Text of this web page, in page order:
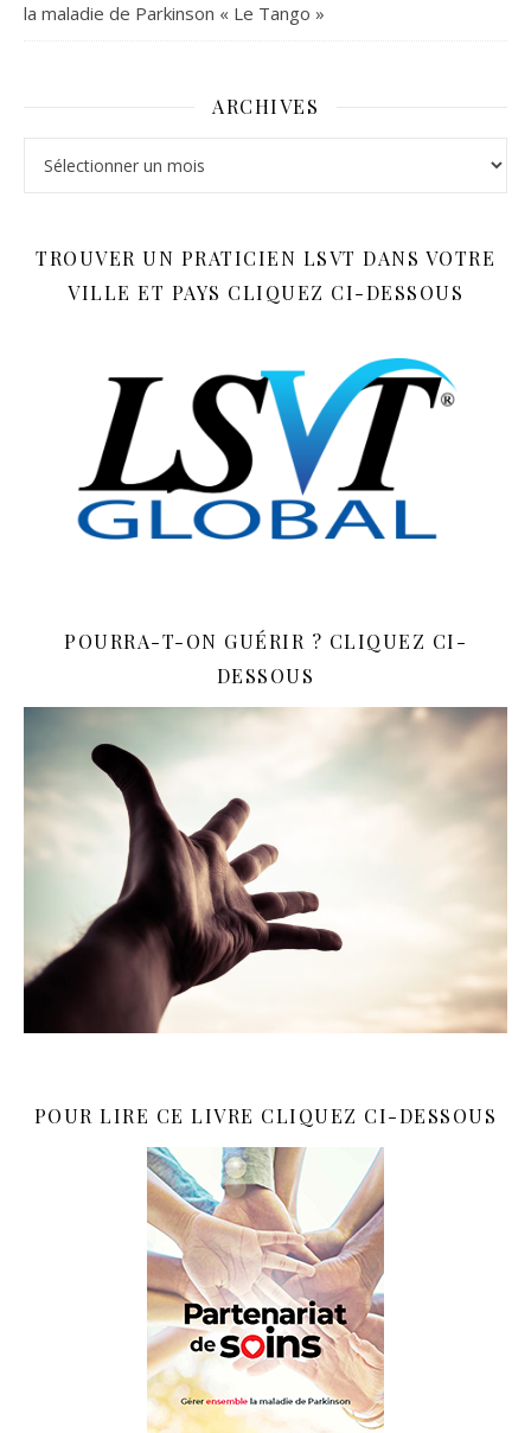
la maladie de Parkinson « Le Tango »
ARCHIVES
TROUVER UN PRATICIEN LSVT DANS VOTRE
VILLE ET PAYS CLIQUEZ CI-DESSOUS
POURRA-T-ON GUÉRIR ? CLIQUEZ CI-
DESSOUS
POUR LIRE CE LIVRE CLIQUEZ CI-DESSOUS